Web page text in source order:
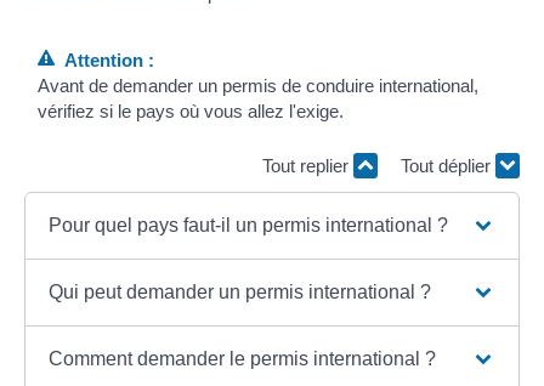
Attention :
Avant de demander un permis de conduire international,
vérifiez si le pays où vous allez l'exige.
Tout replier Tout déplier
Pour quel pays faut-il un permis international ?
Qui peut demander un permis international ?
Comment demander le permis international ?